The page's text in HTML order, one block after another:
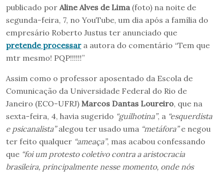
publicado por Aline Alves de Lima (foto) na noite de
segunda-feira, 7, no YouTube, um dia após a família do
empresário Roberto Justus ter anunciado que
pretende processar a autora do comentário “Tem que
mtr mesmo! PQP!!!!!!”
Assim como o professor aposentado da Escola de
Comunicação da Universidade Federal do Rio de
Janeiro (ECO-UFRJ) Marcos Dantas Loureiro, que na
sexta-feira, 4, havia sugerido “guilhotina”, a “esquerdista
e psicanalista”alegou ter usado uma “metáfora”e negou
ter feito qualquer “ameaça”, mas acabou confessando
que “foi um protesto coletivo contra a aristocracia
brasileira, principalmente nesse momento, onde nós